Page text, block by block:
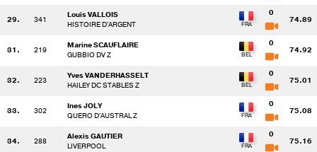
29. 341
Louis VALLOIS
HISTOIRE D'ARGENT
0
74.89
31. 219
Marine SCAUFLAIRE
GUBBIO DV Z
0
74.92
32. 223
Yves VANDERHASSELT
HAILEY DC STABLES Z
0
75.01
33. 302
Ines JOLY
QUERO D'AUSTRAL Z
0
75.08
34. 288
Alexis GAUTIER
LIVERPOOL
0
75.16